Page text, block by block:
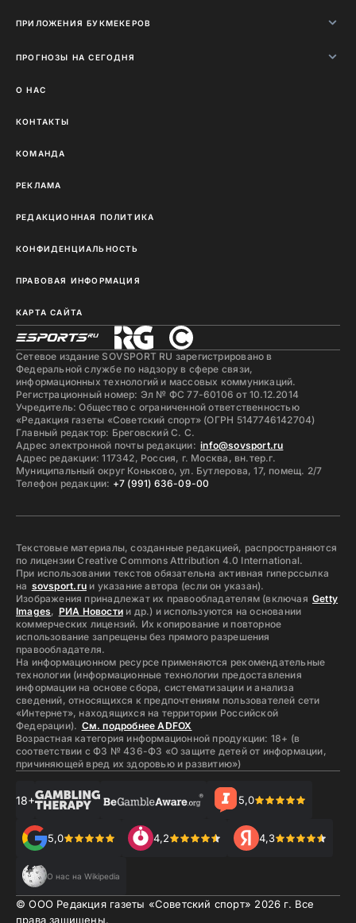
ПРИЛОЖЕНИЯ БУКМЕКЕРОВ
ПРОГНОЗЫ НА СЕГОДНЯ
О НАС
КОНТАКТЫ
КОМАНДА
РЕКЛАМА
РЕДАКЦИОННАЯ ПОЛИТИКА
КОНФИДЕНЦИАЛЬНОСТЬ
ПРАВОВАЯ ИНФОРМАЦИЯ
КАРТА САЙТА
Сетевое издание SOVSPORT RU зарегистрировано в
Федеральной службе по надзору в сфере связи,
информационных технологий и массовых коммуникаций.
Регистрационный номер: Эл № ФС 77-60106 от 10.12.2014
Учредитель: Общество с ограниченной ответственностью
«Редакция газеты «Советский спорт» (ОГРН 5147746142704)
Главный редактор: Бреговский С. С.
Адрес электронной почты редакции: info@sovsport.ru
Адрес редакции: 117342, Россия, г. Москва, вн.тер.г.
Муниципальный округ Коньково, ул. Бутлерова, 17, помещ. 2/7
Телефон редакции: +7 (991) 636-09-00
Текстовые материалы, созданные редакцией, распространяются
по лицензии Creative Commons Attribution 4.0 International.
При использовании текстов обязательна активная гиперссылка
на sovsport.ruи указание автора (если он указан).
Изображения принадлежат их правообладателям (включая Getty
Images, РИА Новости и др.) и используются на основании
коммерческих лицензий. Их копирование и повторное
использование запрещены без прямого разрешения
правообладателя.
На информационном ресурсе применяются рекомендательные
технологии (информационные технологии предоставления
информации на основе сбора, систематизации и анализа
сведений, относящихся к предпочтениям пользователей сети
«Интернет», находящихся на территории Российской
Федерации). См. подробнее ADFOX
Возрастная категория информационной продукции: 18+ (в
соответствии с ФЗ № 436-ФЗ «О защите детей от информации,
причиняющей вред их здоровью и развитию»)
18+ 5,0
5,0 4,2 4,3
О нас на Wikipedia
© ООО Редакция газеты «Советский спорт» 2026 г. Все
права защищены.